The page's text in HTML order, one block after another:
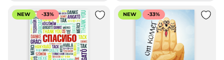
экстазишь.
NEW -33% NEW -33%